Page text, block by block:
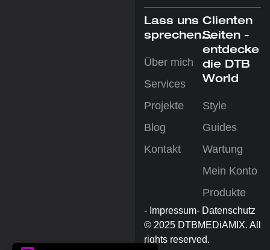
Lass uns
sprechen....
Über mich
Services
Projekte
Blog
Kontakt
Clienten
Seiten -
entdecke
die DTB
World
Style
Guides
Wartung
Mein Konto
Produkte
© 2025 DTBMEDiAMIX. All
rights reserved.
- Impressum- Datenschutz